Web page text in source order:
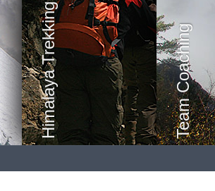
Himalaya Trekking Team Coaching